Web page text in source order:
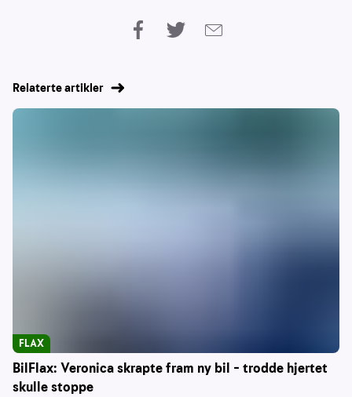
Relaterte artikler
BilFlax: Veronica skrapte fram ny bil – trodde hjertet
skulle stoppe
FLAX